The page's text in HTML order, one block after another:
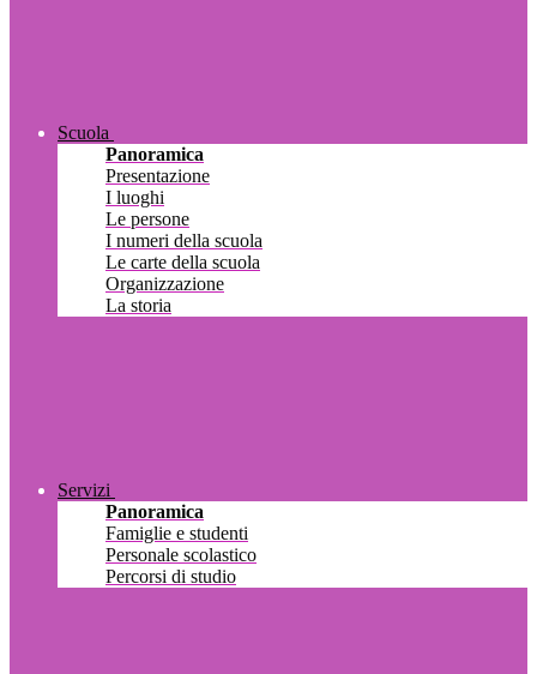
Scuola
Panoramica
Presentazione
I luoghi
Le persone
I numeri della scuola
Le carte della scuola
Organizzazione
La storia
Servizi
Panoramica
Famiglie e studenti
Personale scolastico
Percorsi di studio